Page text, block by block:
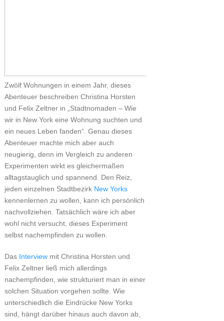
Zwölf Wohnungen in einem Jahr, dieses
Abenteuer beschreiben Christina Horsten
und Felix Zeltner in „Stadtnomaden – Wie
wir in New York eine Wohnung suchten und
ein neues Leben fanden“. Genau dieses
Abenteuer machte mich aber auch
neugierig, denn im Vergleich zu anderen
Experimenten wirkt es gleichermaßen
alltagstauglich und spannend. Den Reiz,
jeden einzelnen Stadtbezirk New Yorks
kennenlernen zu wollen, kann ich persönlich
nachvollziehen. Tatsächlich wäre ich aber
wohl nicht versucht, dieses Experiment
selbst nachempfinden zu wollen.
Das Interviewmit Christina Horsten und
Felix Zeltner ließ mich allerdings
nachempfinden, wie strukturiert man in einer
solchen Situation vorgehen sollte. Wie
unterschiedlich die Eindrücke New Yorks
sind, hängt darüber hinaus auch davon ab,